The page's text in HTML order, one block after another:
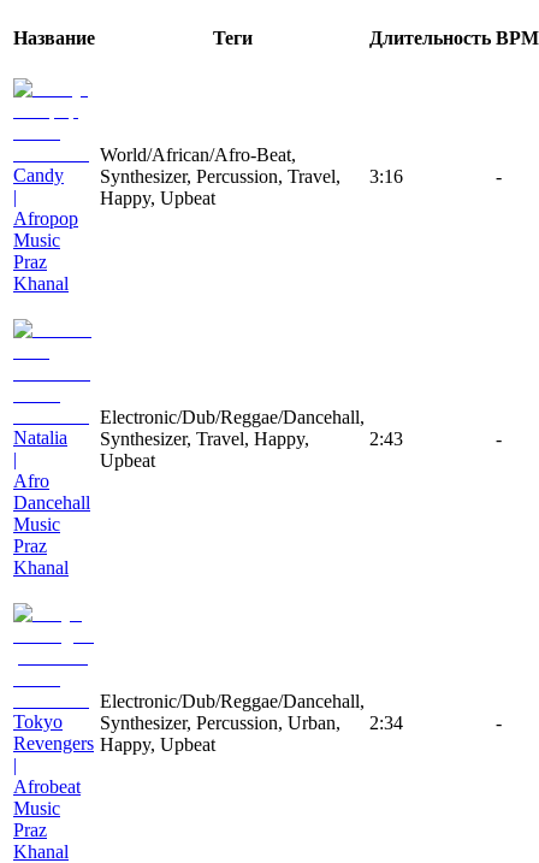
Название Теги Длительность BPM
Candy
|
Afropop
Music
Praz
Khanal
World/African/Afro-Beat,
Synthesizer, Percussion, Travel,
Happy, Upbeat
3:16 -
Natalia
|
Afro
Dancehall
Music
Praz
Khanal
Electronic/Dub/Reggae/Dancehall,
Synthesizer, Travel, Happy,
Upbeat
2:43 -
Tokyo
Revengers
|
Afrobeat
Music
Praz
Khanal
Electronic/Dub/Reggae/Dancehall,
Synthesizer, Percussion, Urban,
Happy, Upbeat
2:34 -